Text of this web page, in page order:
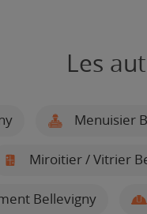
Les
Menuisier
Miroitier / Vitrier
Bellevigny